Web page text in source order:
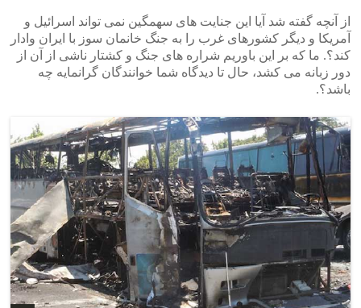
از آنچه گفته شد آیا این جنایت های سهمگین نمی تواند اسرائیل و
آمریکا و دیگر کشورهای غرب را به جنگ خانمان سوز با ایران وادار
کند؟. ما که بر این باوریم شراره های جنگ و کشتار ناشی از آن از
دور زبانه می کشد، حال تا دیدگاه شما خوانندگان گرانمایه چه
باشد؟.